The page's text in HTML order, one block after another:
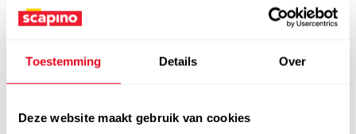
Toestemming Details Over
Deze website maakt gebruik van cookies